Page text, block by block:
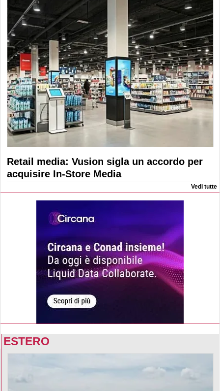
Retail media: Vusion sigla un accordo per
acquisire In-Store Media
Vedi tutte
ESTERO